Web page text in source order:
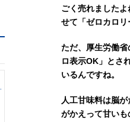
ごく売れました
せて「ゼロカロリ
ただ、厚生労働
ロ表示OK」とさ
いるんですね。
人工甘味料は脳
がかえって甘い